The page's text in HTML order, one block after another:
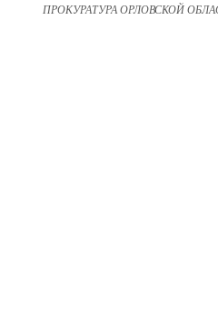
ПРОКУРАТУРА ОРЛОВСКОЙ